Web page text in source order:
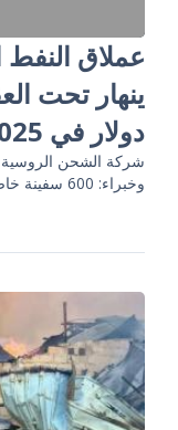
عملاق
دولار في 2025
وخبراء: 600 سفينة خاضعة للعقوبات وتعطيل لتدفقات النفط